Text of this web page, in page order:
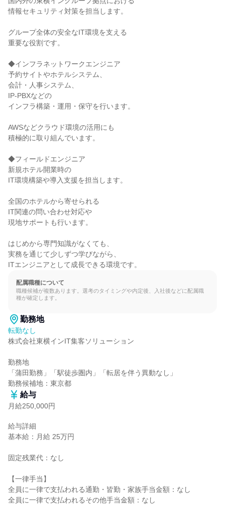
情報セキュリティ対策を担当します。
グループ全体の安全なIT環境を支える
重要な役割です。
◆インフラネットワークエンジニア
予約サイトやホテルシステム、
会計・人事システム、
IP-PBXなどの
インフラ構築・運用・保守を行います。
AWSなどクラウド環境の活用にも
積極的に取り組んでいます。
◆フィールドエンジニア
新規ホテル開業時の
IT環境構築や導入支援を担当します。
全国のホテルから寄せられる
IT関連の問い合わせ対応や
現地サポートも行います。
はじめから専門知識がなくても、
実務を通じて少しずつ学びながら、
ITエンジニアとして成長できる環境です。
配属職種について
職種候補が複数あります。選考のタイミングや内定後、入社後などに配属職
種が確定します。
勤務地
転勤なし
株式会社東横インIT集客ソリューション
勤務地
「蒲田勤務」「駅徒歩圏内」「転居を伴う異動なし」
勤務候補地：東京都
給与
月給250,000円
給与詳細
基本給：月給 25万円
固定残業代：なし
【一律手当】
全員に一律で支払われる通勤・皆勤・家族手当金額：なし
全員に一律で支払われるその他手当金額：なし